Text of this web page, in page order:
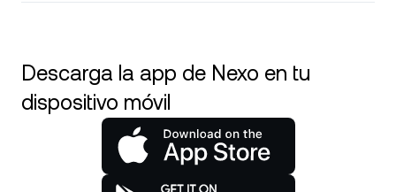
Descarga la app de Nexo en tu
dispositivo móvil